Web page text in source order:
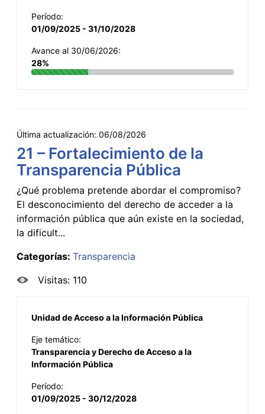
Período:
01/09/2025 - 31/10/2028
Avance al 30/06/2026:
28%
Última actualización: 06/08/2026
21 – Fortalecimiento de la
Transparencia Pública
¿Qué problema pretende abordar el compromiso?
El desconocimiento del derecho de acceder a la
información pública que aún existe en la sociedad,
la dificult...
Categorías: Transparencia
Visitas: 110
Unidad de Acceso a la Información Pública
Eje temático:
Transparencia y Derecho de Acceso a la
Información Pública
Período:
01/09/2025 - 30/12/2028